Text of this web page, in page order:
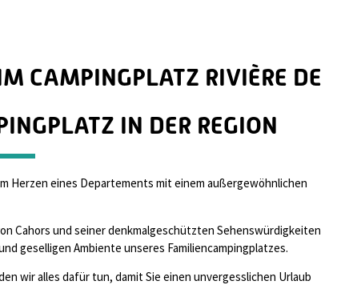
CAMPINGPLATZ RIVIÈRE DE
IN DER REGION
Herzen eines Departements mit einem außergewöhnlichen
Cahors und seiner denkmalgeschützten Sehenswürdigkeiten
geselligen Ambiente unseres Familiencampingplatzes.
wir alles dafür tun, damit Sie einen unvergesslichen Urlaub